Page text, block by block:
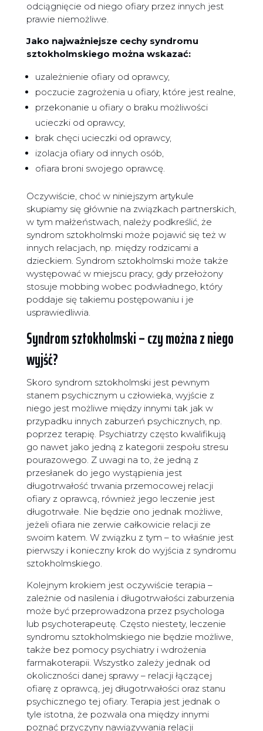
odciągnięcie od niego ofiary przez innych jest
prawie niemożliwe.
Jako najważniejsze cechy syndromu
sztokholmskiego można wskazać:
uzależnienie ofiary od oprawcy,
poczucie zagrożenia u ofiary, które jest realne,
przekonanie u ofiary o braku możliwości
ucieczki od oprawcy,
brak chęci ucieczki od oprawcy,
izolacja ofiary od innych osób,
ofiara broni swojego oprawcę.
Oczywiście, choć w niniejszym artykule
skupiamy się głównie na związkach partnerskich,
w tym małżeństwach, należy podkreślić, że
syndrom sztokholmski może pojawić się też w
innych relacjach, np. między rodzicami a
dzieckiem. Syndrom sztokholmski może także
występować w miejscu pracy, gdy przełożony
stosuje mobbing wobec podwładnego, który
poddaje się takiemu postępowaniu i je
usprawiedliwia.
Syndrom sztokholmski – czy można z niego
wyjść?
Skoro syndrom sztokholmski jest pewnym
stanem psychicznym u człowieka, wyjście z
niego jest możliwe między innymi tak jak w
przypadku innych zaburzeń psychicznych, np.
poprzez terapię. Psychiatrzy często kwalifikują
go nawet jako jedną z kategorii zespołu stresu
pourazowego. Z uwagi na to, że jedną z
przesłanek do jego wystąpienia jest
długotrwałość trwania przemocowej relacji
ofiary z oprawcą, również jego leczenie jest
długotrwałe. Nie będzie ono jednak możliwe,
jeżeli ofiara nie zerwie całkowicie relacji ze
swoim katem. W związku z tym – to właśnie jest
pierwszy i konieczny krok do wyjścia z syndromu
sztokholmskiego.
Kolejnym krokiem jest oczywiście terapia –
zależnie od nasilenia i długotrwałości zaburzenia
może być przeprowadzona przez psychologa
lub psychoterapeutę. Często niestety, leczenie
syndromu sztokholmskiego nie będzie możliwe,
także bez pomocy psychiatry i wdrożenia
farmakoterapii. Wszystko zależy jednak od
okoliczności danej sprawy – relacji łączącej
ofiarę z oprawcą, jej długotrwałości oraz stanu
psychicznego tej ofiary. Terapia jest jednak o
tyle istotna, że pozwala ona między innymi
poznać przyczyny nawiązywania relacji